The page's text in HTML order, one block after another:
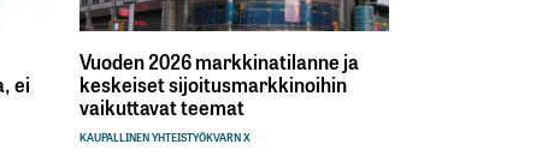
ei
Vuoden 2026 markkinatilanne ja
keskeiset sijoitusmarkkinoihin
vaikuttavat teemat
KAUPALLINEN YHTEISTYÖKVARN X